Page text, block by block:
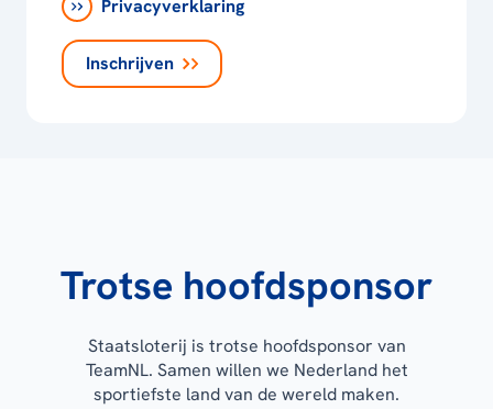
Privacyverklaring
Inschrijven
Trotse hoofdsponsor
Staatsloterij is trotse hoofdsponsor van
TeamNL. Samen willen we Nederland het
sportiefste land van de wereld maken.